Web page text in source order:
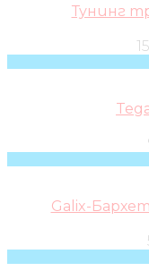
Тунинг
Galix-